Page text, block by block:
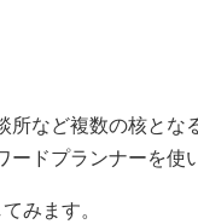
など複数の核とな
ドプランナーを使
みます。